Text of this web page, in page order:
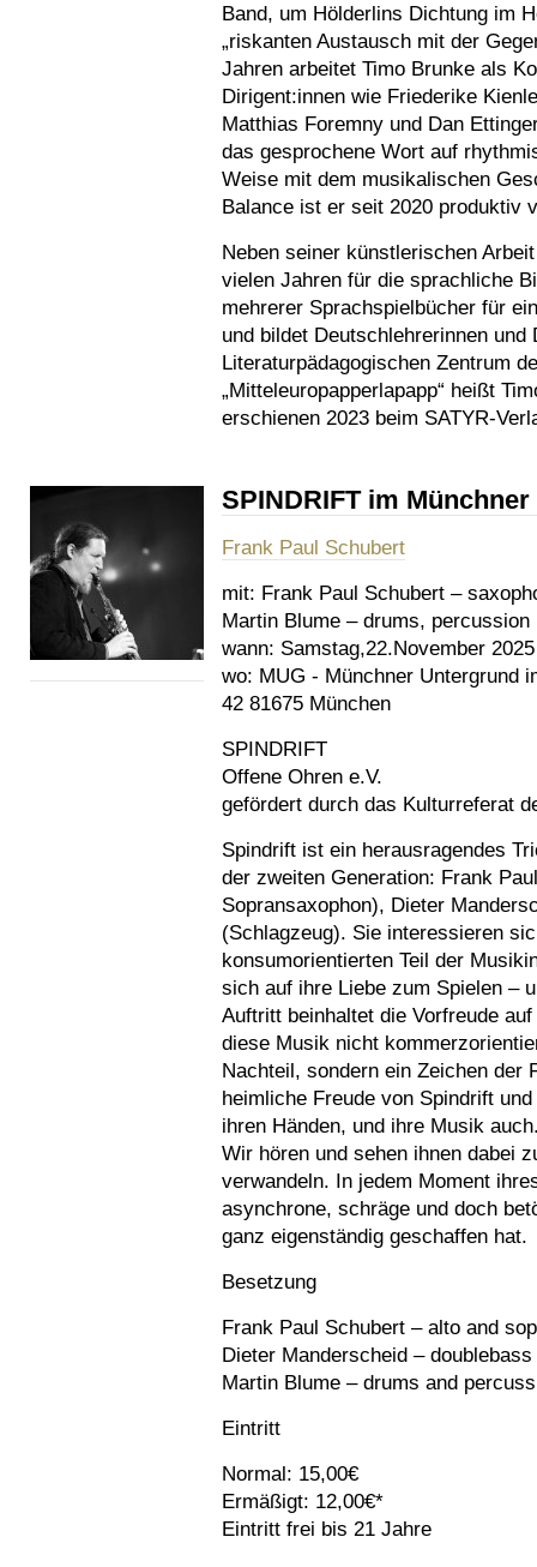
Band, um Hölderlins Dichtung im
„riskanten Austausch mit der
Jahren arbeitet Timo Brunke als
Dirigent:innen wie Friederike
Matthias Foremny und Dan
das gesprochene Wort auf
Weise mit dem musikalischen
Balance ist er seit 2020 produktiv
Neben seiner künstlerischen
vielen Jahren für die sprachliche
mehrerer Sprachspielbücher für
und bildet Deutschlehrerinnen und
Literaturpädagogischen Zentrum
„Mitteleuropapperlapapp“ heißt
erschienen 2023 beim SATYR-
SPINDRIFT im
Frank Paul Schubert
mit: Frank Paul Schubert –
Martin Blume – drums, percussion
wann: Samstag,22.November 2025
wo: MUG - Münchner Untergrund
42 81675 München
SPINDRIFT
Offene Ohren e.V.
gefördert durch das Kulturreferat
Spindrift ist ein herausragendes
der zweiten Generation: Frank
Sopransaxophon), Dieter
(Schlagzeug). Sie interessieren
konsumorientierten Teil der
sich auf ihre Liebe zum Spielen –
Auftritt beinhaltet die Vorfreude
diese Musik nicht
Nachteil, sondern ein Zeichen der
heimliche Freude von Spindrift
ihren Händen, und ihre Musik
Wir hören und sehen ihnen dabei
verwandeln. In jedem Moment
asynchrone, schräge und doch
ganz eigenständig geschaffen hat.
Besetzung
Frank Paul Schubert – alto and
Dieter Manderscheid – doublebass
Martin Blume – drums and
Eintritt
Normal: 15,00€
Ermäßigt: 12,00€*
Eintritt frei bis 21 Jahre